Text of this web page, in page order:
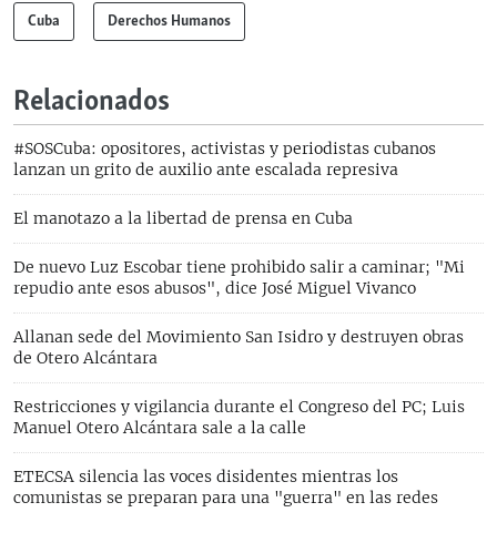
Cuba Derechos Humanos
Relacionados
#SOSCuba: opositores, activistas y periodistas cubanos
lanzan un grito de auxilio ante escalada represiva
El manotazo a la libertad de prensa en Cuba
De nuevo Luz Escobar tiene prohibido salir a caminar; "Mi
repudio ante esos abusos", dice José Miguel Vivanco
Allanan sede del Movimiento San Isidro y destruyen obras
de Otero Alcántara
Restricciones y vigilancia durante el Congreso del PC; Luis
Manuel Otero Alcántara sale a la calle
ETECSA silencia las voces disidentes mientras los
comunistas se preparan para una "guerra" en las redes